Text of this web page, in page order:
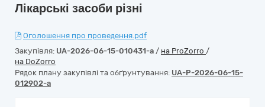
Лікарські засоби різні
Оголошення про проведення.pdf
Закупівля: UA-2026-06-15-010431-a / на ProZorro /
на DoZorro
Рядок плану закупівлі та обґрунтування: UA-P-2026-06-15-
012902-a